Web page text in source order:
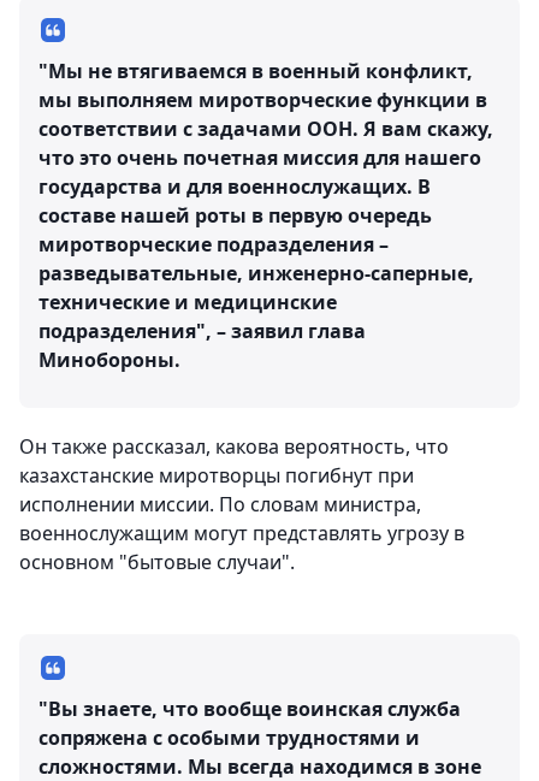
"Мы не втягиваемся в военный конфликт,
мы выполняем миротворческие функции в
соответствии с задачами ООН. Я вам скажу,
что это очень почетная миссия для нашего
государства и для военнослужащих. В
составе нашей роты в первую очередь
миротворческие подразделения –
разведывательные, инженерно-саперные,
технические и медицинские
подразделения", – заявил глава
Минобороны.
Он также рассказал, какова вероятность, что
казахстанские миротворцы погибнут при
исполнении миссии. По словам министра,
военнослужащим могут представлять угрозу в
основном "бытовые случаи".
"Вы знаете, что вообще воинская служба
сопряжена с особыми трудностями и
сложностями. Мы всегда находимся в зоне